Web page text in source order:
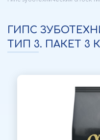
ГИПС
ТИП 3. ПАКЕТ 3